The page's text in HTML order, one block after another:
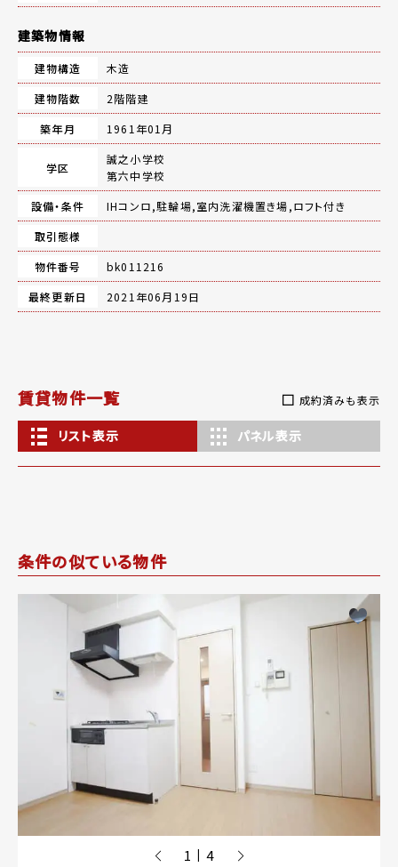
建築物情報
建物構造
木造
建物階数
2階階建
築年月
1961年01月
学区
誠之小学校
第六中学校
設備・条件
IHコンロ,駐輪場,室内洗濯機置き場,ロフト付き
取引態様
物件番号
bk011216
最終更新日
2021年06月19日
賃貸物件一覧 成約済みも表示
リスト表示 パネル表示
条件の似ている物件
1 | 4